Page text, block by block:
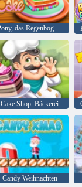
Pony, das Regenbogen-Kuchen kocht
Cake Shop: Bäckerei
Candy Weihnachten